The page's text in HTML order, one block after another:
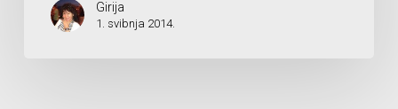
Girija
1. svibnja 2014.